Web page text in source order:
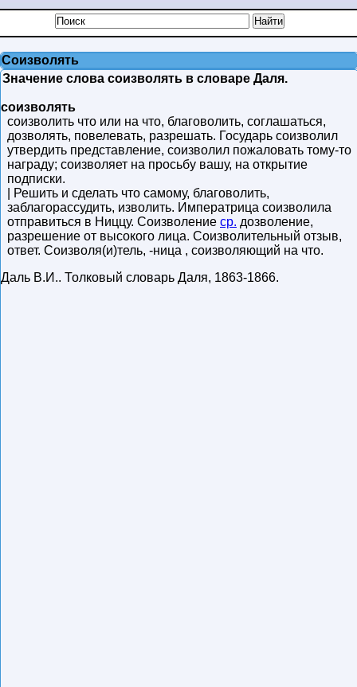
Соизволять
Значение слова соизволять в словаре Даля.
соизволять
соизволить что или на что, благоволить, соглашаться,
дозволять, повелевать, разрешать. Государь соизволил
утвердить представление, соизволил пожаловать тому-то
награду; соизволяет на просьбу вашу, на открытие
подписки.
| Решить и сделать что самому, благоволить,
заблагорассудить, изволить. Императрица соизволила
отправиться в Ниццу. Соизволение ср. дозволение,
разрешение от высокого лица. Соизволительный отзыв,
ответ. Соизволя(и)тель, -ница , соизволяющий на что.
Даль В.И.. Толковый словарь Даля, 1863-1866.